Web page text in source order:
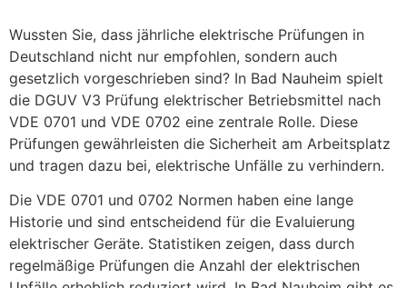
Wussten Sie, dass jährliche elektrische Prüfungen in
Deutschland nicht nur empfohlen, sondern auch
gesetzlich vorgeschrieben sind? In Bad Nauheim spielt
die DGUV V3 Prüfung elektrischer Betriebsmittel nach
VDE 0701 und VDE 0702 eine zentrale Rolle. Diese
Prüfungen gewährleisten die Sicherheit am Arbeitsplatz
und tragen dazu bei, elektrische Unfälle zu verhindern.
Die VDE 0701 und 0702 Normen haben eine lange
Historie und sind entscheidend für die Evaluierung
elektrischer Geräte. Statistiken zeigen, dass durch
regelmäßige Prüfungen die Anzahl der elektrischen